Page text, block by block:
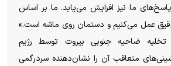
ما نیز افزایش می‌یابد. ما بر اساس
دقیق عمل می‌کنیم و دستمان روی ماشه است.»
ضاحیه جنوبی بیروت توسط رژیم
متعاقب آن را نشان‌دهنده سردرگمی